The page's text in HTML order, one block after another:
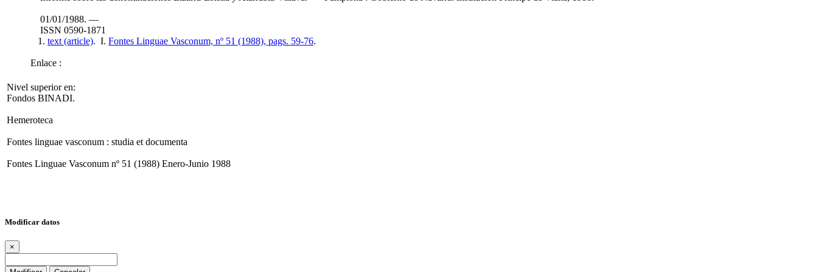
01/01/1988. —
ISSN 0590-1871
1. text (article). I. Fontes Linguae Vasconum, nº 51 (1988), pags. 59-76.
Enlace :
Nivel superior en:
Fondos BINADI.
Hemeroteca
Fontes linguae vasconum : studia et documenta
Fontes Linguae Vasconum nº 51 (1988) Enero-Junio 1988
Modificar datos
×